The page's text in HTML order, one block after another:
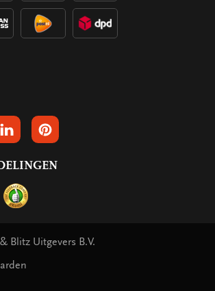
FACEBOOK
OP INSTAGRAM
VOLG ONS OP LINKEDIN
VOLG ONS OP PINTEREST
Blitz Uitgevers B.V.